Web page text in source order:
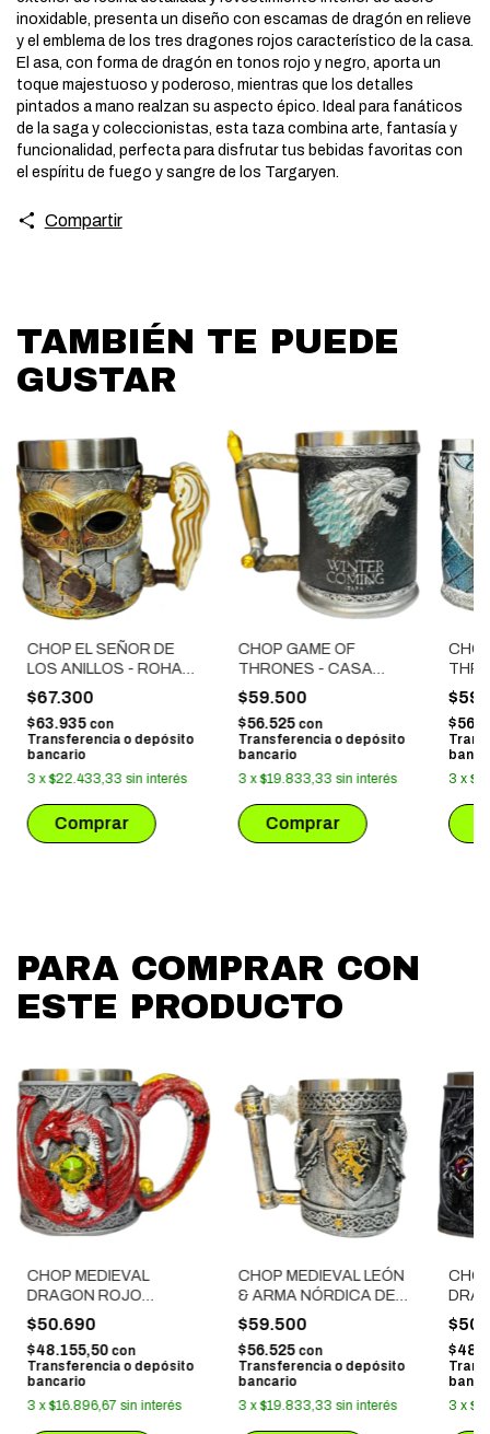
inoxidable, presenta un diseño con escamas de dragón en relieve
y el emblema de los tres dragones rojos característico de la casa.
El asa, con forma de dragón en tonos rojo y negro, aporta un
toque majestuoso y poderoso, mientras que los detalles
pintados a mano realzan su aspecto épico. Ideal para fanáticos
de la saga y coleccionistas, esta taza combina arte, fantasía y
funcionalidad, perfecta para disfrutar tus bebidas favoritas con
el espíritu de fuego y sangre de los Targaryen.
Compartir
TAMBIÉN TE PUEDE
GUSTAR
CHOP EL SEÑOR DE
LOS ANILLOS - ROHAN
DE ACERO
INOXIDABLE
$67.300
$63.935 con
Transferencia o depósito
bancario
3 x$22.433,33 sin interés
CHOP GAME OF
THRONES - CASA
STARK DE ACERO
INOXIDABLE
$59.500
$56.525 con
Transferencia o depósito
bancario
3 x$19.833,33 sin interés
THE
3 x
PARA COMPRAR CON
ESTE PRODUCTO
CHOP MEDIEVAL
DRAGON ROJO
ACERO INOXIDABLE
$50.690
$48.155,50 con
Transferencia o depósito
bancario
3 x$16.896,67 sin interés
CHOP MEDIEVAL LEÓN
& ARMA NÓRDICA DE
ACERO INOXIDABLE
$59.500
$56.525 con
Transferencia o depósito
bancario
3 x$19.833,33 sin interés
3 x